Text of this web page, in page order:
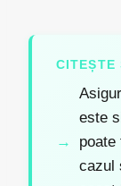
CITEȘTE
este
cazul